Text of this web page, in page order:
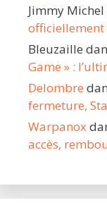
Jimmy Michel
officiellement
Bleuzaille
Game » :
Delombre
fermeture,
Warpanox
accès,